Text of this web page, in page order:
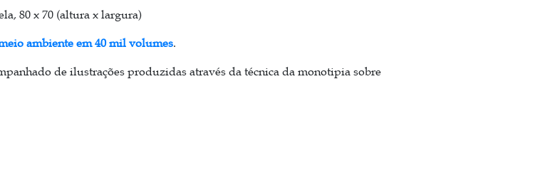
80 x 70 (altura x largura)
ambiente em 40 mil volumes.
de ilustrações produzidas através da técnica da monotipia sobre